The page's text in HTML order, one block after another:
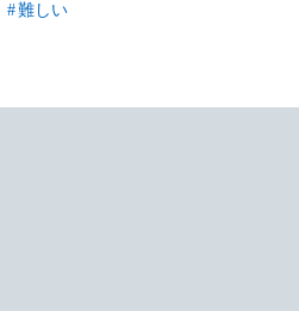
難しい